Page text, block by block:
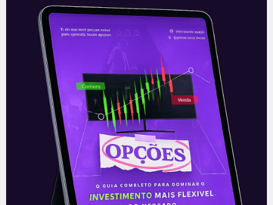
Setor sucroenergético espera
preços maiores do açúcar
Assim como o Brasil, outros países estão
aderindo a uma política de mistura de
etanol à gasolina como forma de reduzir
as emissões de carbono
Leia mais